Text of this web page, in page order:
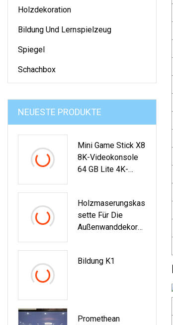
Holzdekoration
Bildung Und Lernspielzeug
Spiegel
Schachbox
NEUESTE PRODUKTE
Mini Game Stick X8
8K-Videokonsole
64 GB Lite 4K-
Holzmaserungskas
Sette Für Die
Außenwanddekorati
Bildung K1
Promethean